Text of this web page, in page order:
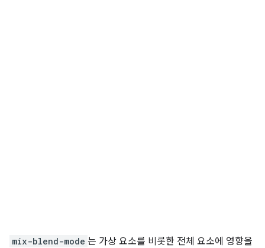
mix-blend-mode 는 가상 요소를 비롯한 전체 요소에 영향을